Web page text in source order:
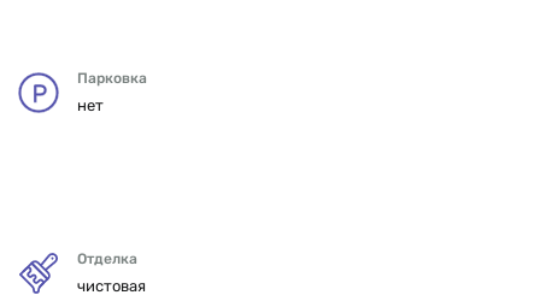
Парковка
нет
Отделка
чистовая